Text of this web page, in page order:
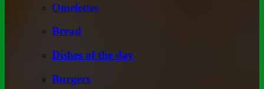
Omelettes
Bread
Dishes of the day
Burgers